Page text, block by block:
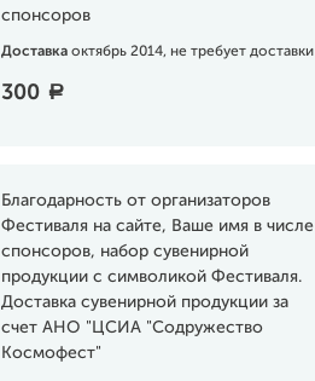
спонсоров
Доставка октябрь 2014, не требует доставки
300 a
Благодарность от организаторов
Фестиваля на сайте, Ваше имя в числе
спонсоров, набор сувенирной
продукции с символикой Фестиваля.
Доставка сувенирной продукции за
счет АНО "ЦСИА "Содружество
Космофест"